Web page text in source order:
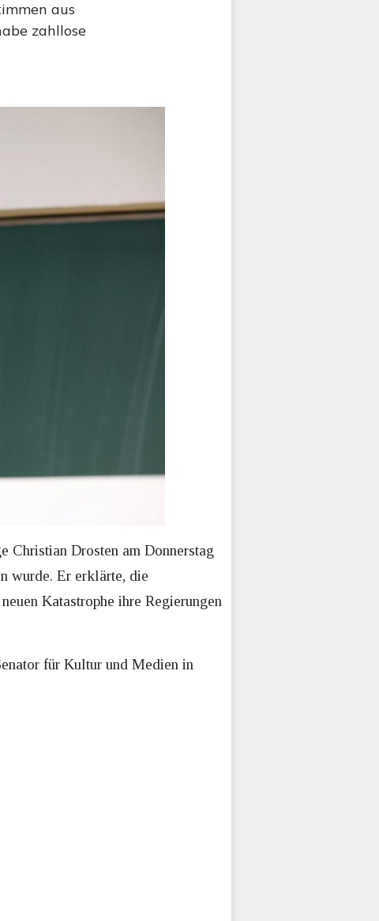
aus
zahllose
Christian Drosten am Donnerstag
wurde. Er erklärte, die
Katastrophe ihre Regierungen
für Kultur und Medien in